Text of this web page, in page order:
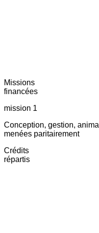
Missions
financées
mission 1
Conception, gestion,
menées paritairement
Crédits
répartis